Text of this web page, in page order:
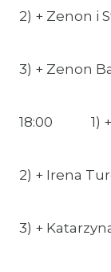
2) + Zenon i
3) + Zenon
18:00 1) +
2) + Irena
3) +